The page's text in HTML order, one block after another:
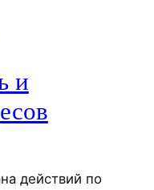
и
действий по